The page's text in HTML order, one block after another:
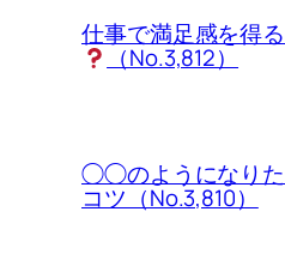
仕事で満足感を得
（No.3,812）
◯◯のようになり
コツ（No.3,810）